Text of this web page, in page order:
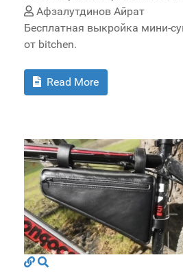
Афзалутдинов Айрат
Бесплатная выкройка мини-
от bitchen.
Read More